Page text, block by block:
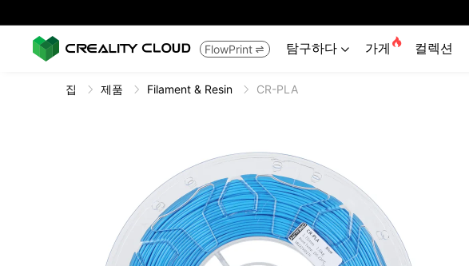
FlowPrint  탐구하다  가게  컬렉션
집 제품 Filament & Resin CR-PLA